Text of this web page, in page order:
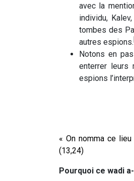
avec la
individu,
tombes des
autres espions.
Notons en
enterrer leurs
espions
« On nomma ce
(13,24)
Pourquoi ce wadi